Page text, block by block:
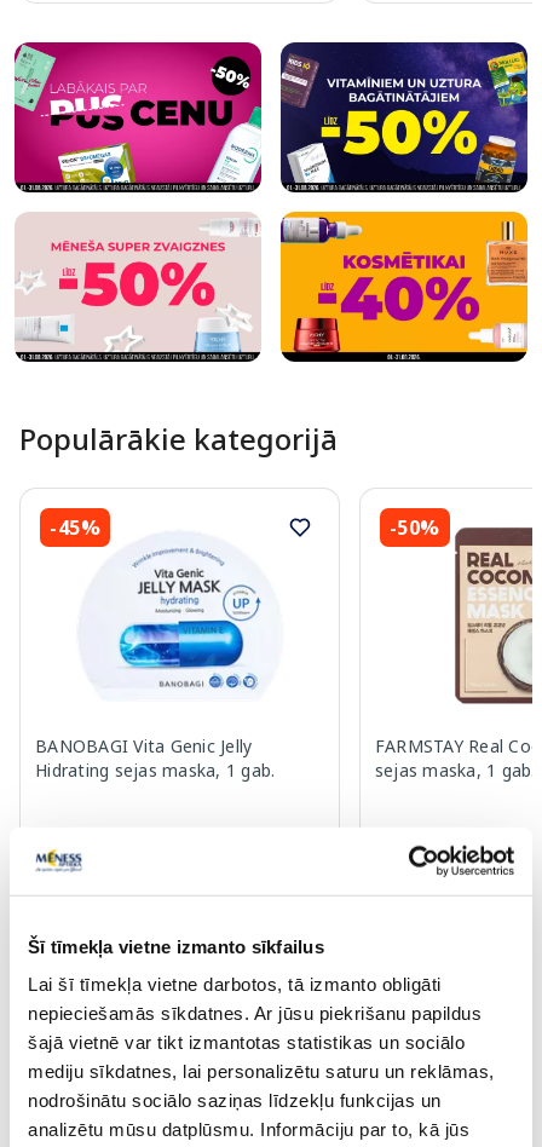
Šī tīmekļa vietne izmanto sīkfailus
Lai šī tīmekļa vietne darbotos, tā izmanto obligāti
nepieciešamās sīkdatnes. Ar jūsu piekrišanu papildus
šajā vietnē var tikt izmantotas statistikas un sociālo
mediju sīkdatnes, lai personalizētu saturu un reklāmas,
nodrošinātu sociālo saziņas līdzekļu funkcijas un
analizētu mūsu datplūsmu. Informāciju par to, kā jūs
Populārākie kategorijā
-45%
BANOBAGI Vita Genic Jelly
Hidrating sejas maska, 1 gab.
1.42 €
-50%
FARMSTAY Real
sejas maska, 1 gab.
1.00 € 1.99 €
Page 1 of 10
Saules aizsardzībai vasarā ☀️
Vairāk...